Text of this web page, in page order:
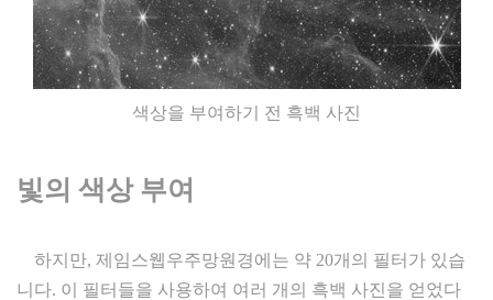
색상을 부여하기 전 흑백 사진
빛의 색상 부여
하지만, 제임스웹우주망원경에는 약 20개의 필터가 있습
니다. 이 필터들을 사용하여 여러 개의 흑백 사진을 얻었다